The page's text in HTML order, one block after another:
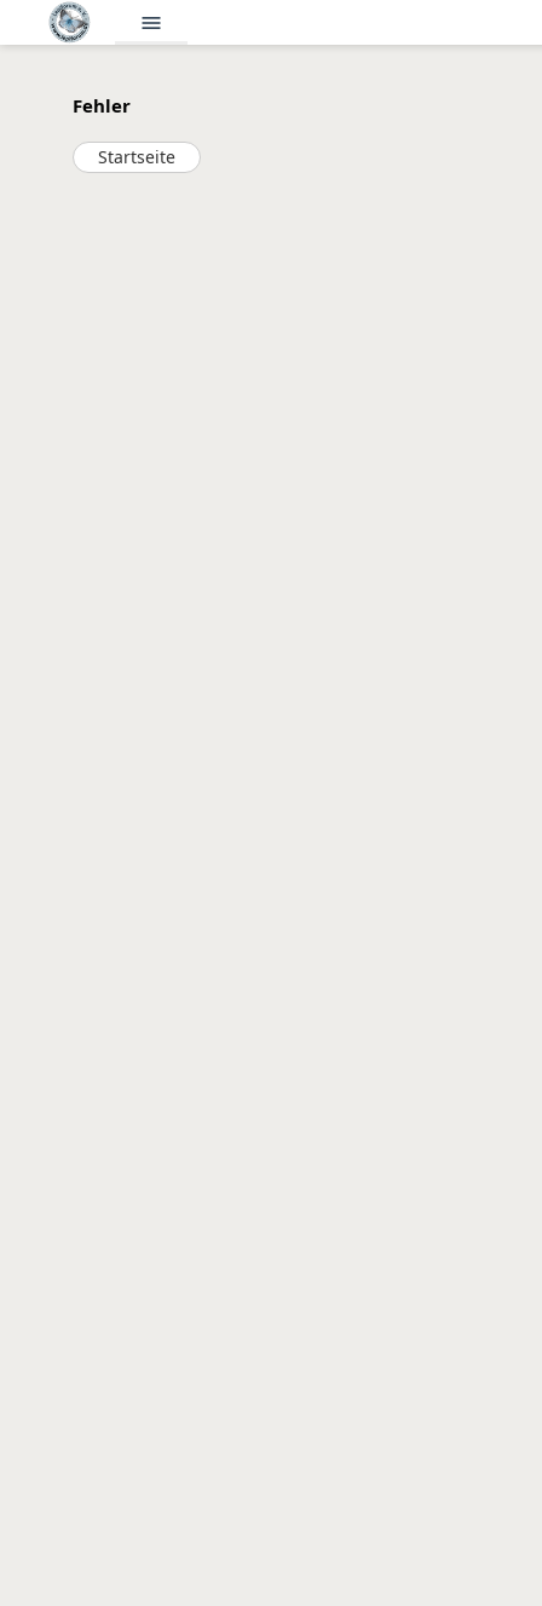
menu
Fehler
Startseite